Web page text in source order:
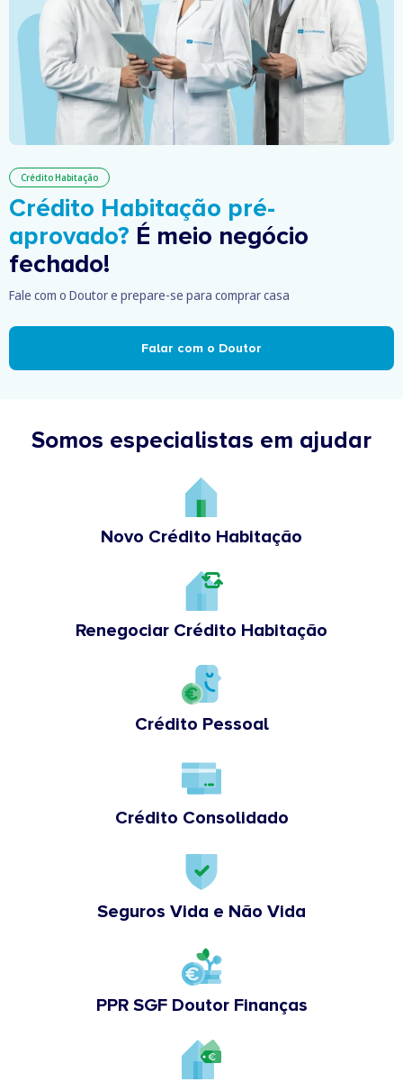
Crédito Habitação
Crédito Habitação pré-
aprovado? É meio negócio
fechado!
Fale com o Doutor e prepare-se para comprar casa
Falar com o Doutor
Somos especialistas em ajudar
Novo Crédito Habitação
Renegociar Crédito Habitação
Crédito Pessoal
Crédito Consolidado
Seguros Vida e Não Vida
PPR SGF Doutor Finanças